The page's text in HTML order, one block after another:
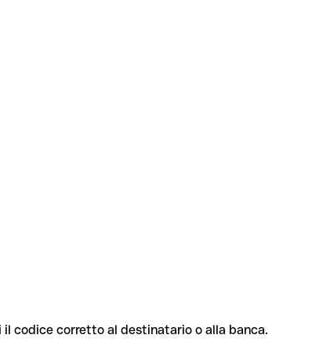
codice corretto al destinatario o alla banca.